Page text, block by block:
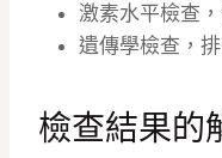
激素水平檢查
遺傳學檢查，
檢查結果的